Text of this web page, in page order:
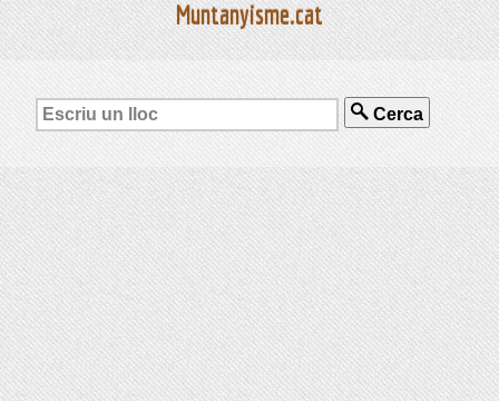
Muntanyisme.cat
Cerca